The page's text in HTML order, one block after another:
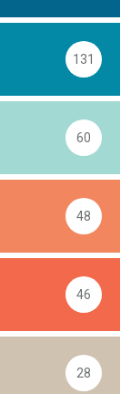
131
60
48
46
28